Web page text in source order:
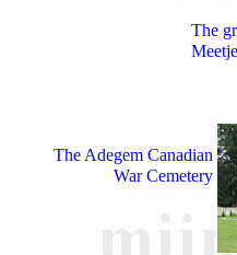
The
The Adegem Canadian
War Cemetery